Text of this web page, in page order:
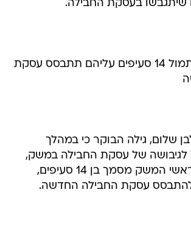
שיתגבשו בעסקת החבילה.
שלום: נוסחו אתמול 14 סעיפים עליהם תתבסס עסקת
שלום, גילה הבוקר כי במהלך
לגיבושה של עסקת החבילה במשק,
ניסחו ארבעת ראשי המשק מסמך בן 14 סעיפים,
עסקת החבילה החדשה.